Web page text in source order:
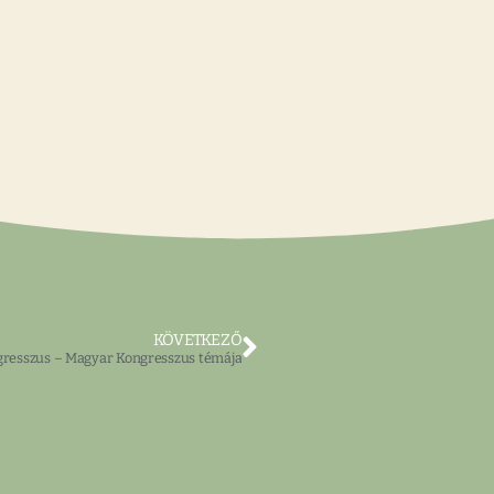
KÖVETKEZŐ
– Magyar Kongresszus témája